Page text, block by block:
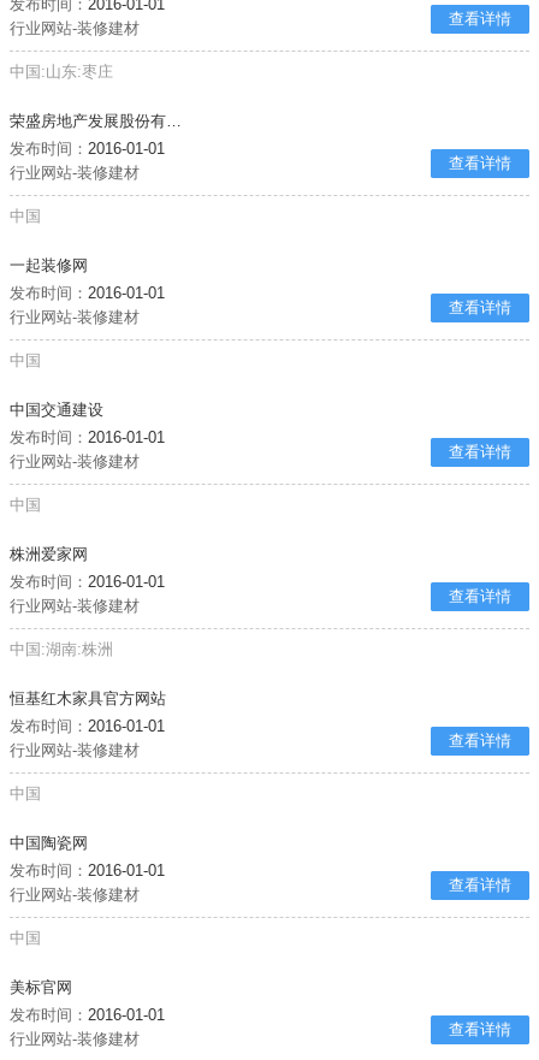
发布时间： 2016-01-01
行业网站-装修建材
查看详情
中国:山东:枣庄
荣盛房地产发展股份有限公司
发布时间： 2016-01-01
行业网站-装修建材
查看详情
中国
一起装修网
发布时间： 2016-01-01
行业网站-装修建材
查看详情
中国
中国交通建设
发布时间： 2016-01-01
行业网站-装修建材
查看详情
中国
株洲爱家网
发布时间： 2016-01-01
行业网站-装修建材
查看详情
中国:湖南:株洲
恒基红木家具官方网站
发布时间： 2016-01-01
行业网站-装修建材
查看详情
中国
中国陶瓷网
发布时间： 2016-01-01
行业网站-装修建材
查看详情
中国
美标官网
发布时间： 2016-01-01
行业网站-装修建材
查看详情